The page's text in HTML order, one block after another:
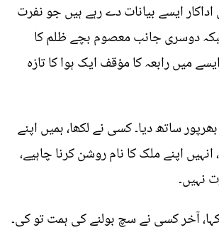
ایسے بیانات دے رہے ہیں جو نفرت
دوسری جانب معصوم بچے ظلم کا
میں رابعہ کا مؤقف ایک ہوا کا تازہ
ساتھ دیا۔ کسی نے لکھا، ہمیں اپنے
اپنے ملک کا نام روشن کرنا چاہیے،
نہیں۔
آخر کسی نے سچ بولنے کی ہمت تو کی۔